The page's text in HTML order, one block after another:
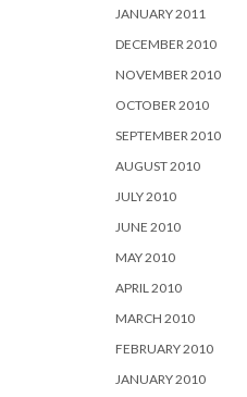
JANUARY 2011
DECEMBER 2010
NOVEMBER 2010
OCTOBER 2010
SEPTEMBER 2010
AUGUST 2010
JULY 2010
JUNE 2010
MAY 2010
APRIL 2010
MARCH 2010
FEBRUARY 2010
JANUARY 2010